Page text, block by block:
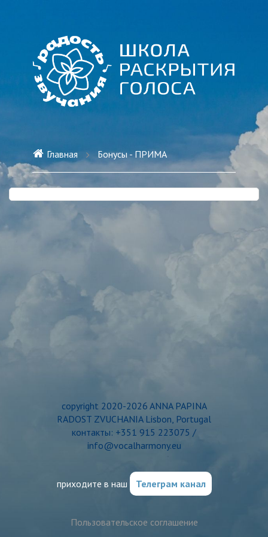
Главная Бонусы - ПРИМА
copyright 2020-2026 ANNA PAPINA
RADOST ZVUCHANIA Lisbon, Portugal
контакты: +351 915 223075 /
info@vocalharmony.eu
приходите в наш Телеграм канал
Пользовательское соглашение